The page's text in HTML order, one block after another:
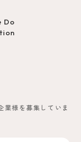
Do
業様を募集していま